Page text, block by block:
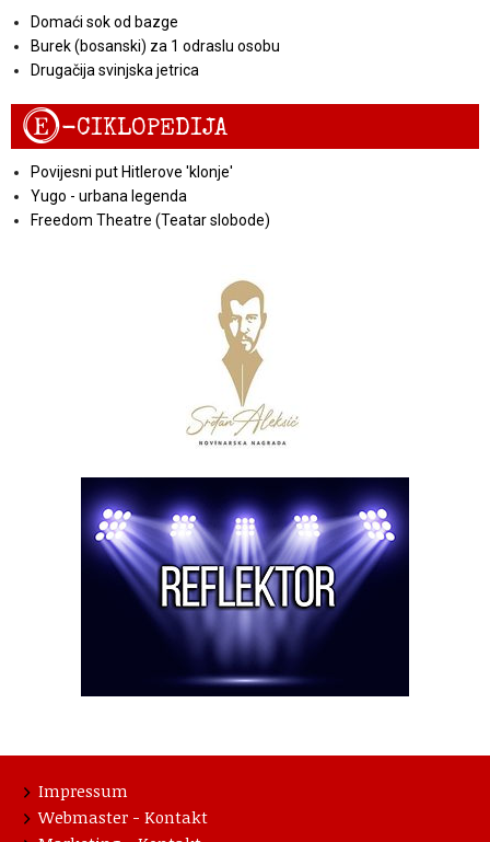
Domaći sok od bazge
Burek (bosanski) za 1 odraslu osobu
Drugačija svinjska jetrica
E-CIKLOPEDIJA
Povijesni put Hitlerove 'klonje'
Yugo - urbana legenda
Freedom Theatre (Teatar slobode)
Impressum
Webmaster - Kontakt